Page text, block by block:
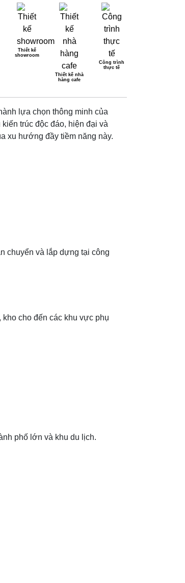
Thiết kế
showroom
Thiết kế nhà
hàng cafe
Công trình
thực tế
2025
lựa chọn thông minh của
trúc độc đáo, hiện đại và
xu hướng đầy tiềm năng này.
chuyển và lắp dựng tại công
cho đến các khu vực phụ
phố lớn và khu du lịch.